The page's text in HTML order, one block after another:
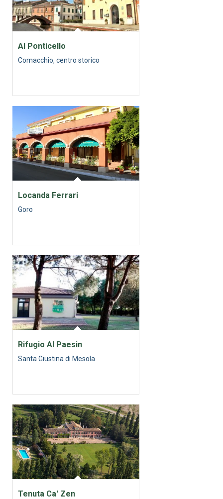
Al Ponticello
Comacchio, centro storico
Locanda Ferrari
Goro
Rifugio Al Paesin
Santa Giustina di Mesola
Tenuta Ca' Zen